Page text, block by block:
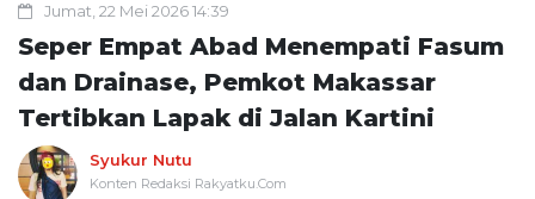
Jumat, 22 Mei 2026 14:39
Seper Empat Abad Menempati Fasum
dan Drainase, Pemkot Makassar
Tertibkan Lapak di Jalan Kartini
Syukur Nutu
Konten Redaksi Rakyatku.Com